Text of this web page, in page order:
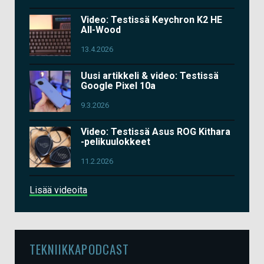
Video: Testissä Keychron K2 HE
All-Wood
13.4.2026
Uusi artikkeli & video: Testissä
Google Pixel 10a
9.3.2026
Video: Testissä Asus ROG Kithara
-pelikuulokkeet
11.2.2026
Lisää videoita
TEKNIIKKAPODCAST